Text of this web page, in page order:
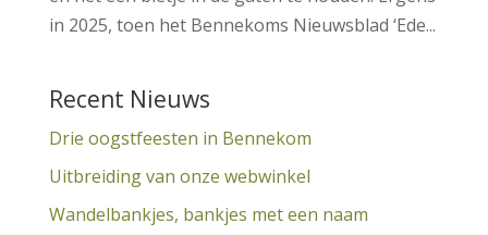
in 2025, toen het Bennekoms Nieuwsblad ‘Ede...
Recent Nieuws
Drie oogstfeesten in Bennekom
Uitbreiding van onze webwinkel
Wandelbankjes, bankjes met een naam